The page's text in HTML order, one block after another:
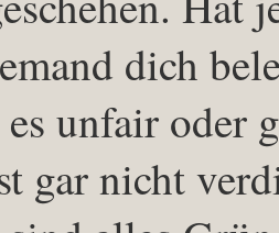
dich
unfair oder
gar nicht